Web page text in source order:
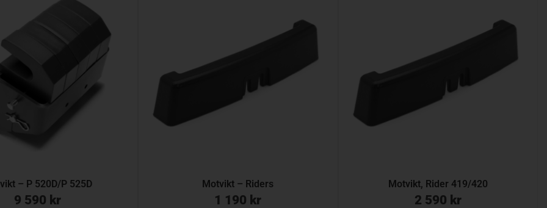
– P 520D/P 525D
9 590 kr
Motvikt – Riders
1 190 kr
Motvikt, Rider 419/420
2 590 kr